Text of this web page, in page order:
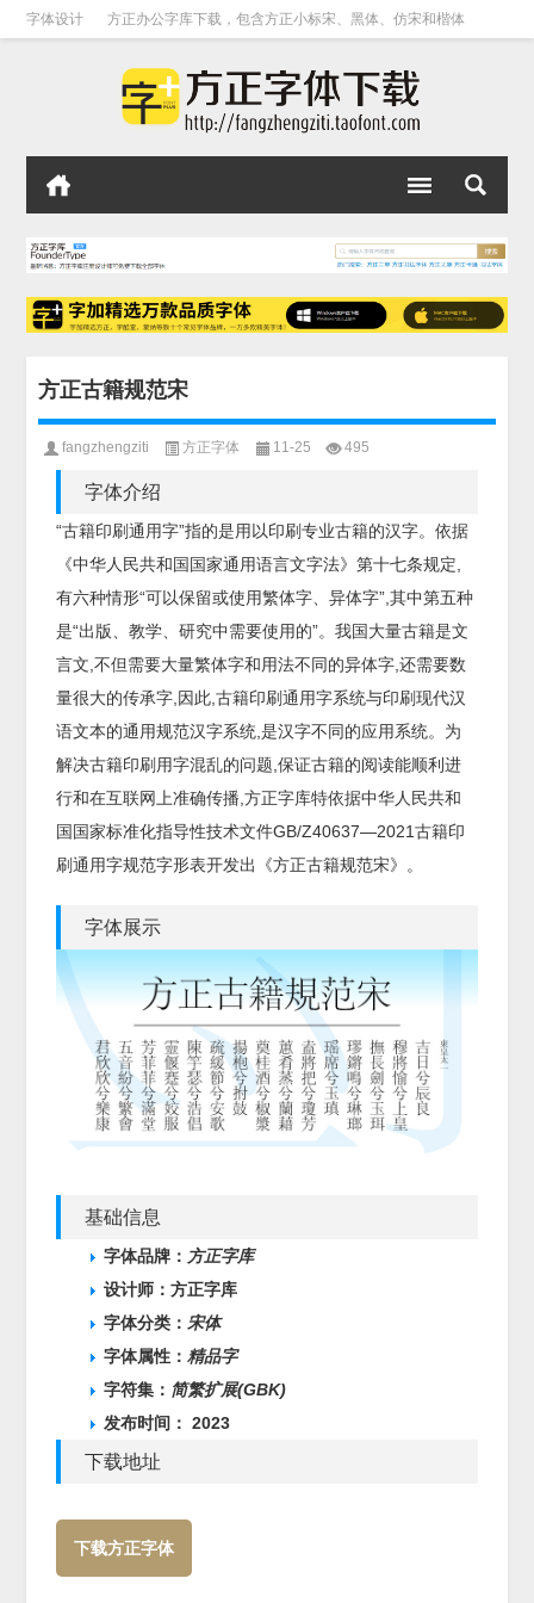
字体设计 方正办公字库下载，包含方正小标宋、黑体、仿宋和楷体
方正古籍规范宋
fangzhengziti 方正字体 11-25 495
字体介绍
“古籍印刷通用字”指的是用以印刷专业古籍的汉字。依据
《中华人民共和国国家通用语言文字法》第十七条规定,
有六种情形“可以保留或使用繁体字、异体字”,其中第五种
是“出版、教学、研究中需要使用的”。我国大量古籍是文
言文,不但需要大量繁体字和用法不同的异体字,还需要数
量很大的传承字,因此,古籍印刷通用字系统与印刷现代汉
语文本的通用规范汉字系统,是汉字不同的应用系统。为
解决古籍印刷用字混乱的问题,保证古籍的阅读能顺利进
行和在互联网上准确传播,方正字库特依据中华人民共和
国国家标准化指导性技术文件GB/Z40637—2021古籍印
刷通用字规范字形表开发出《方正古籍规范宋》。
字体展示
基础信息
字体品牌： 方正字库
设计师：方正字库
字体分类： 宋体
字体属性：精品字
字符集： 简繁扩展(GBK)
发布时间： 2023
下载地址
下载方正字体